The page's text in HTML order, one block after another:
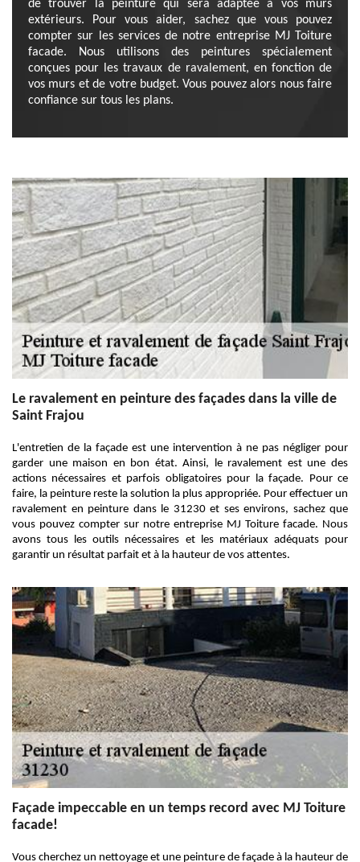
de trouver la peinture qui sera adaptée à vos murs
extérieurs. Pour vous aider, sachez que vous pouvez
compter sur les services de notre entreprise MJ Toiture
facade. Nous utilisons des peintures spécialement
conçues pour les travaux de ravalement, en fonction de
vos murs et de votre budget. Vous pouvez alors nous faire
confiance sur tous les plans.
Le ravalement en peinture des façades dans la ville de
Saint Frajou
L'entretien de la façade est une intervention à ne pas négliger pour
garder une maison en bon état. Ainsi, le ravalement est une des
actions nécessaires et parfois obligatoires pour la façade. Pour ce
faire, la peinture reste la solution la plus appropriée. Pour effectuer un
ravalement en peinture dans le 31230 et ses environs, sachez que
vous pouvez compter sur notre entreprise MJ Toiture facade. Nous
avons tous les outils nécessaires et les matériaux adéquats pour
garantir un résultat parfait et à la hauteur de vos attentes.
Façade impeccable en un temps record avec MJ Toiture
facade!
Vous cherchez un nettoyage et une peinture de façade à la hauteur de